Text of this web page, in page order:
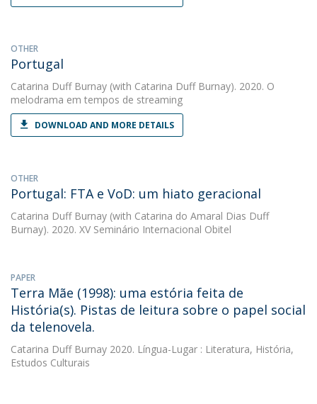
OTHER
Portugal
Catarina Duff Burnay (with Catarina Duff Burnay). 2020. O
melodrama em tempos de streaming
DOWNLOAD AND MORE DETAILS
OTHER
Portugal: FTA e VoD: um hiato geracional
Catarina Duff Burnay (with Catarina do Amaral Dias Duff
Burnay). 2020. XV Seminário Internacional Obitel
PAPER
Terra Mãe (1998): uma estória feita de
História(s). Pistas de leitura sobre o papel social
da telenovela.
Catarina Duff Burnay 2020. Língua-Lugar : Literatura, História,
Estudos Culturais